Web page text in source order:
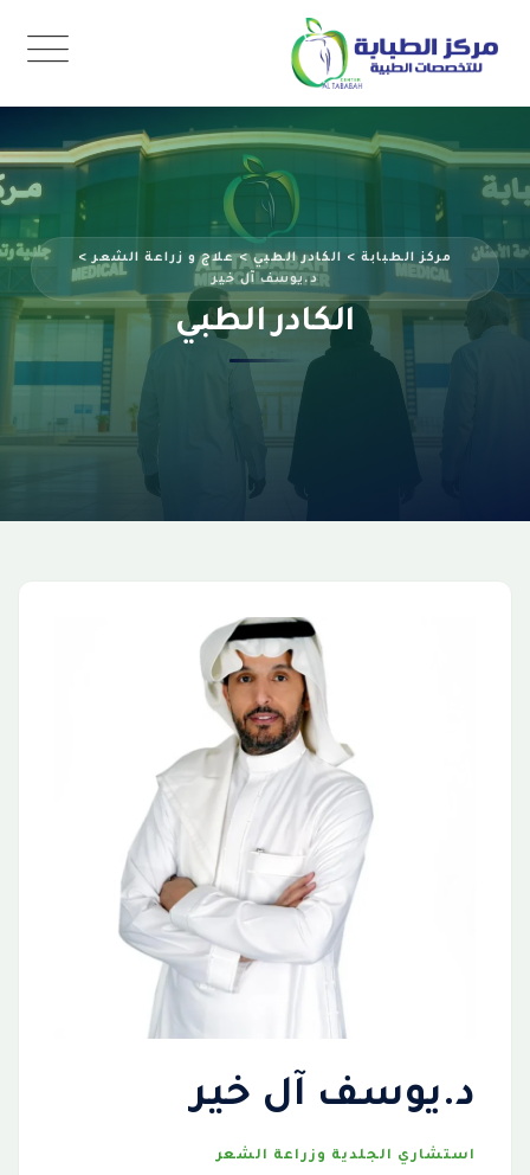
الكادر الطبي
مركز الطبابة > الكادر الطبي>علاج و زراعة الشعر>
د.يوسف آل خير
د.يوسف آل خير
استشاري الجلدية وزراعة الشعر